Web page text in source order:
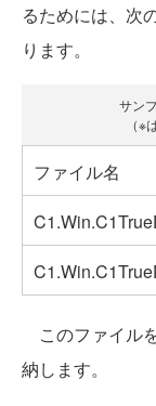
るためには、次
ります。
サン
（※
ファイル名
このファイル
納します。